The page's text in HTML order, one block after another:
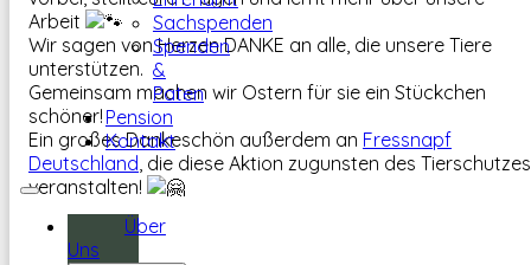
Sachspenden
Spenden
&
Paten
Pension
Kontakt
Über
Uns
Arbeit
Wir sagen von Herzen DANKE an alle, die unsere Tiere
unterstützen.
Gemeinsam machen wir Ostern für sie ein Stückchen
schöner!
Ein großes Dankeschön außerdem an Fressnapf
Deutschland, die diese Aktion zugunsten des Tierschutzes
veranstalten!